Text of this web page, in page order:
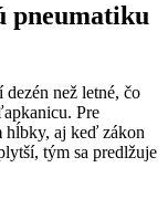
pneumatiku
než letné, čo
Pre
hĺbky, aj keď zákon
tým sa predlžuje